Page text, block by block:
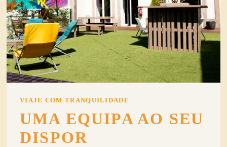
VIAJE COM TRANQUILIDADE
UMA EQUIPA AO SEU
DISPOR